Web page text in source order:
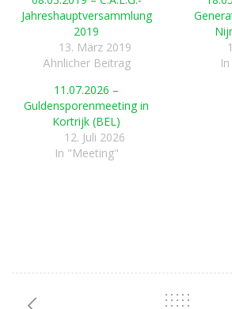
Jahreshauptversammlung
2019
13. März 2019
Ähnlicher Beitrag
11.07.2026 –
Guldensporenmeeting in
Kortrijk (BEL)
12. Juli 2026
In "Meeting"